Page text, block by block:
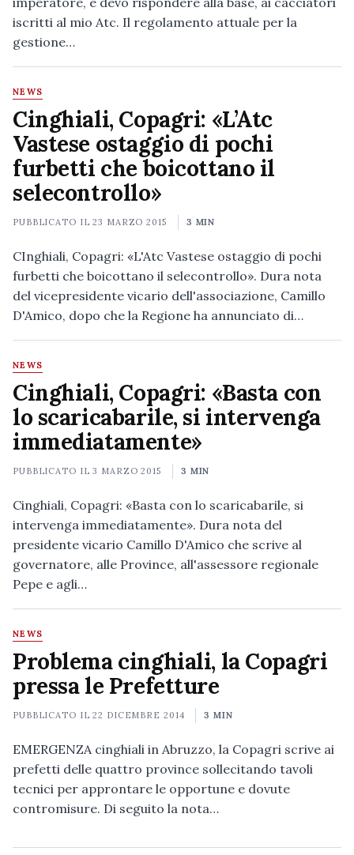
iscritti al mio Atc. Il regolamento attuale per la
gestione…
NEWS
Cinghiali, Copagri: «L’Atc
Vastese ostaggio di pochi
furbetti che boicottano il
selecontrollo»
PUBBLICATO IL23 MARZO 2015 3 MIN
CInghiali, Copagri: «L'Atc Vastese ostaggio di pochi
furbetti che boicottano il selecontrollo». Dura nota
del vicepresidente vicario dell'associazione, Camillo
D'Amico, dopo che la Regione ha annunciato di…
NEWS
Cinghiali, Copagri: «Basta con
lo scaricabarile, si intervenga
immediatamente»
PUBBLICATO IL3 MARZO 2015 3 MIN
Cinghiali, Copagri: «Basta con lo scaricabarile, si
intervenga immediatamente». Dura nota del
presidente vicario Camillo D'Amico che scrive al
governatore, alle Province, all'assessore regionale
Pepe e agli…
NEWS
Problema cinghiali, la Copagri
pressa le Prefetture
PUBBLICATO IL22 DICEMBRE 2014 3 MIN
EMERGENZA cinghiali in Abruzzo, la Copagri scrive ai
prefetti delle quattro province sollecitando tavoli
tecnici per approntare le opportune e dovute
contromisure. Di seguito la nota…